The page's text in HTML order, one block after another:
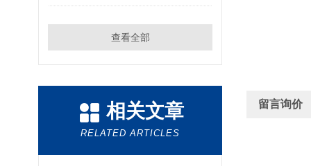
查看全部
相关文章
RELATED ARTICLES
留言询价